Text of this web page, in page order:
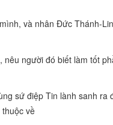
và nhân Đức Thánh-
người đó biết làm tốt
sứ điệp Tin lành sanh ra
về